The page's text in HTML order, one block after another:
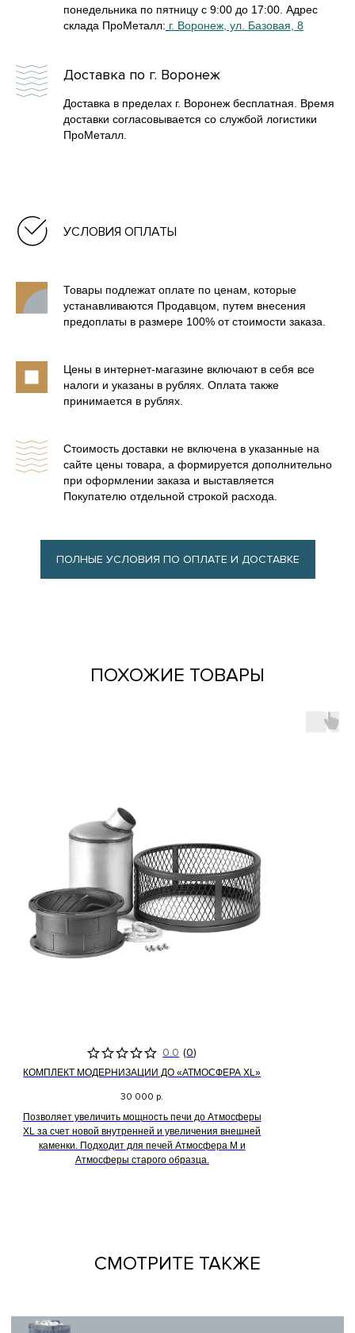
понедельника по пятницу с 9:00 до 17:00. Адрес
склада ПроМеталл: г. Воронеж, ул. Базовая, 8
Доставка по г. Воронеж
Доставка в пределах г. Воронеж бесплатная. Время
доставки согласовывается со службой логистики
ПроМеталл.
УСЛОВИЯ ОПЛАТЫ
Товары подлежат оплате по ценам, которые
устанавливаются Продавцом, путем внесения
предоплаты в размере 100% от стоимости заказа.
Цены в интернет-магазине включают в себя все
налоги и указаны в рублях. Оплата также
принимается в рублях.
Стоимость доставки не включена в указанные на
сайте цены товара, а формируется дополнительно
при оформлении заказа и выставляется
Покупателю отдельной строкой расхода.
ПОЛНЫЕ УСЛОВИЯ ПО ОПЛАТЕ И ДОСТАВКЕ
ПОХОЖИЕ ТОВАРЫ
0.0 (0)
КОМПЛЕКТ МОДЕРНИЗАЦИИ ДО «АТМОСФЕРА XL»
30 000 р.
Позволяет увеличить мощность печи до Атмосферы
XL за счет новой внутренней и увеличения внешней
каменки. Подходит для печей Атмосфера М и
Атмосферы старого образца.
СМОТРИТЕ ТАКЖЕ
БАННЫЕ ПЕЧИ В ЛАМЕЛЯХ
БАННЫЕ ПЕЧИ С
КОМБИ ОБЛИЦОВКОЙ